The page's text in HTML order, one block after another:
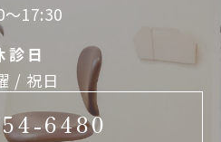
～17:30
診日
/ 祝日
6480